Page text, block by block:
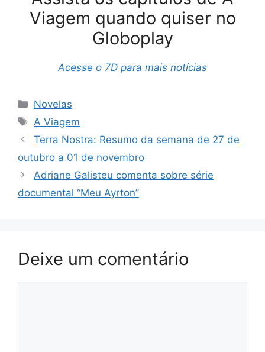
Viagem quando quiser no
Globoplay
Acesse o 7D para mais notícias
Categorias
Novelas
Tags
A Viagem
Terra Nostra: Resumo da semana de 27 de
outubro a 01 de novembro
Adriane Galisteu comenta sobre série
documental “Meu Ayrton”
Deixe um comentário